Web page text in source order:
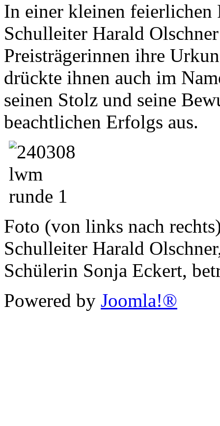
In einer kleinen feierlichen
Schulleiter Harald
Preisträgerinnen ihre
drückte ihnen auch im
seinen Stolz und seine
beachtlichen Erfolgs aus.
Foto (von links nach
Schulleiter Harald
Schülerin Sonja Eckert,
Powered by Joomla!®